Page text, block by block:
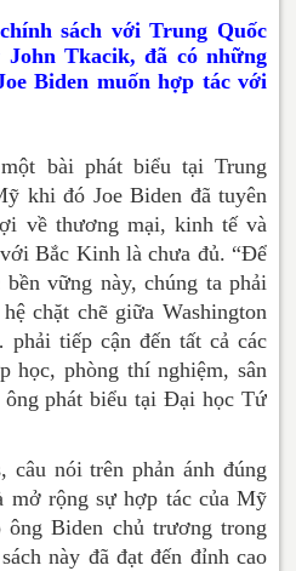
sách với Trung Quốc
Tkacik, đã có những
Biden muốn hợp tác với
bài phát biểu tại Trung
khi đó Joe Biden đã tuyên
về thương mại, kinh tế và
Bắc Kinh là chưa đủ. “Để
vững này, chúng ta phải
chặt chẽ giữa Washington
tiếp cận đến tất cả các
học, phòng thí nghiệm, sân
ông phát biểu tại Đại học Tứ
câu nói trên phản ánh đúng
mở rộng sự hợp tác của Mỹ
Biden chủ trương trong
này đã đạt đến đỉnh cao